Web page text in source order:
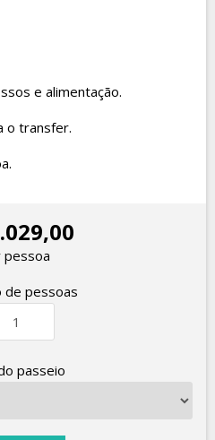
e alimentação.
o transfer.
pessoa
de pessoas
passeio